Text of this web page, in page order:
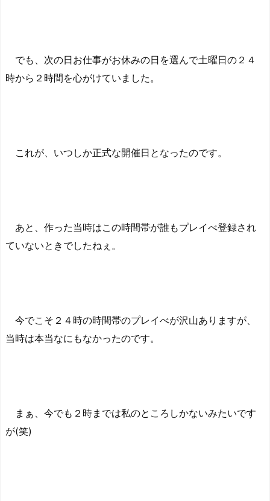
でも、次の日お仕事がお休みの日を選んで土曜日の２４
時から２時間を心がけていました。
これが、いつしか正式な開催日となったのです。
あと、作った当時はこの時間帯が誰もプレイべ登録され
ていないときでしたねぇ。
今でこそ２４時の時間帯のプレイべが沢山ありますが、
当時は本当なにもなかったのです。
まぁ、今でも２時までは私のところしかないみたいです
が(笑)